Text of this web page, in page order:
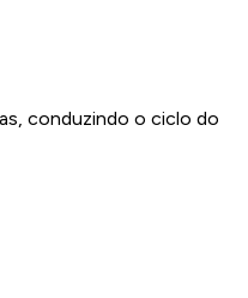
conduzindo o ciclo do